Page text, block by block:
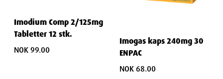
Imodium Comp 2/125mg
Tabletter 12 stk.
NOK 99.00
Imogas kaps 240mg 30
ENPAC
NOK 68.00